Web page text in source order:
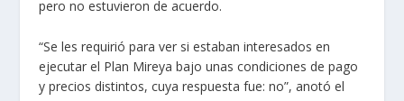
pero no estuvieron de acuerdo.
“Se les requirió para ver si estaban interesados en
ejecutar el Plan Mireya bajo unas condiciones de pago
y precios distintos, cuya respuesta fue: no”, anotó el